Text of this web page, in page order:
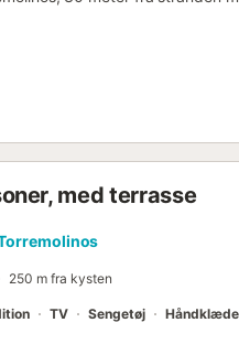
Den ligger på anden sal.
stue/spisestue med en
lave mad, derfor er det
en lille spisekrog med et
ferier på Costa del Sol!!! Kun
og...
med terrasse
250 m fra kysten
TV Sengetøj